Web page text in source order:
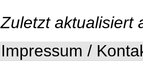
Zuletzt aktualisiert
Impressum /